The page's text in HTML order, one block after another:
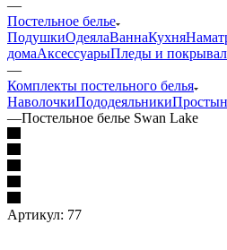
—
Постельное белье
ПодушкиОдеялаВаннаКухня
домаАксессуарыПледы и
—
Комплекты постельного белья
НаволочкиПододеяльники
—Постельное белье Swan Lake
Артикул: 77